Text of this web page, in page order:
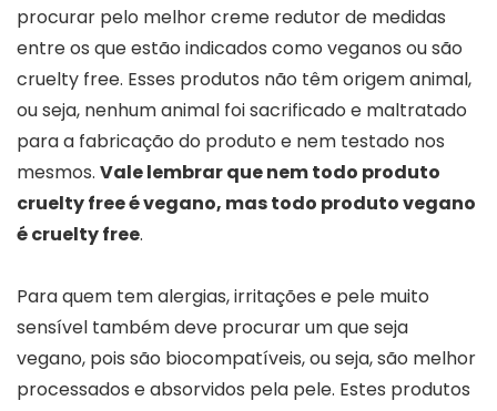
procurar pelo melhor creme redutor de medidas
entre os que estão indicados como veganos ou são
cruelty free. Esses produtos não têm origem animal,
ou seja, nenhum animal foi sacrificado e maltratado
para a fabricação do produto e nem testado nos
mesmos. Vale lembrar que nem todo produto
cruelty free é vegano, mas todo produto vegano
é cruelty free.
Para quem tem alergias, irritações e pele muito
sensível também deve procurar um que seja
vegano, pois são biocompatíveis, ou seja, são melhor
processados e absorvidos pela pele. Estes produtos